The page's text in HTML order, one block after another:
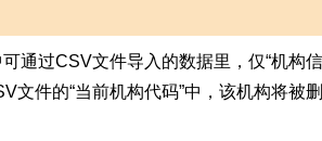
通过CSV文件导入的数据里，仅“机构
文件的“当前机构代码”中，该机构将被